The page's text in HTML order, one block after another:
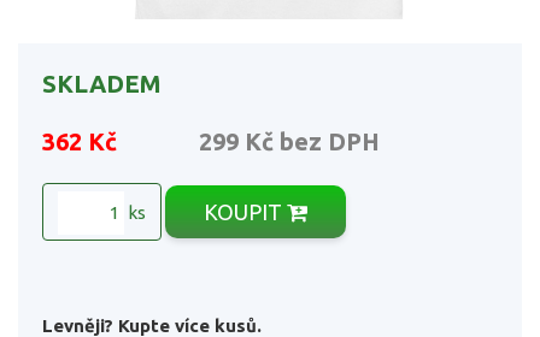
SKLADEM
362 Kč 299 Kč bez DPH
ks KOUPIT
Levněji? Kupte více kusů.